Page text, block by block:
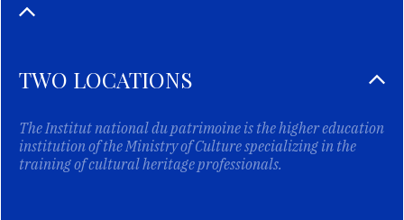
TWO LOCATIONS
The Institut national du patrimoine is the higher education
institution of the Ministry of Culture specializing in the
training of cultural heritage professionals.